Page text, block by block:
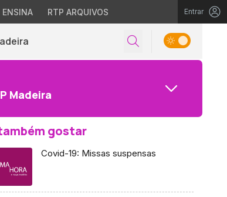
ENSINA RTP ARQUIVOS Entrar
Madeira
gostar
Covid-19: Missas suspensas